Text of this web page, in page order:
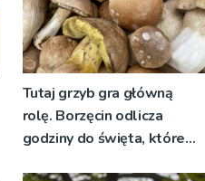
Tutaj grzyb gra główną
rolę. Borzęcin odlicza
godziny do święta, które